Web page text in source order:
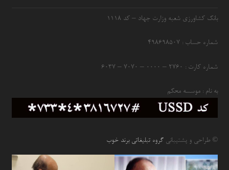
بانک کشاورزی شعبه وزارت جهاد – کد 1118
شماره حساب : ۴۹۸۶۹۸۵۰۷
شماره کارت : ۲۷۶۰ – ۰۰۰۰ – ۷۰۷۰ – ۶۰۳۷
به نام : موسسه محکم
© طراحی و پشتیبانیگروه تبلیغاتی برند خوب